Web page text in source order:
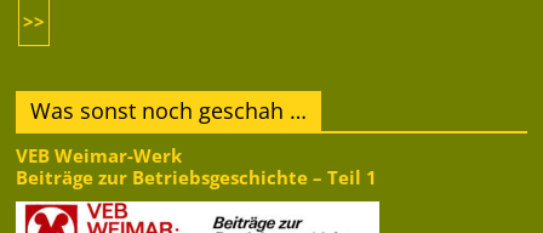
>>
Was sonst noch geschah …
VEB Weimar-Werk
Beiträge zur Betriebsgeschichte – Teil 1